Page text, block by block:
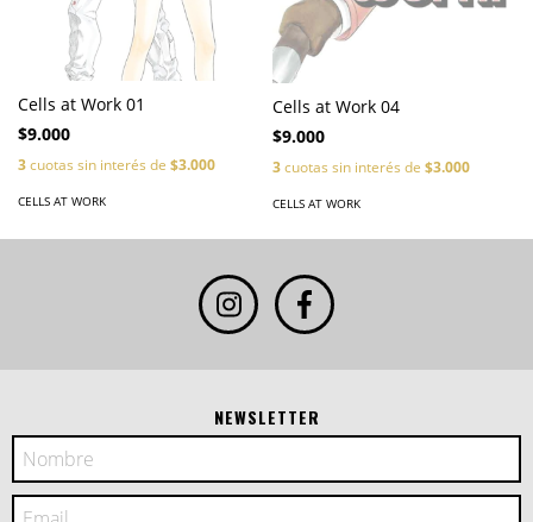
Cells at Work 01
$9.000
3cuotas sin interés de $3.000
CELLS AT WORK
Cells at Work 04
$9.000
3cuotas sin interés de $3.000
CELLS AT WORK
NEWSLETTER